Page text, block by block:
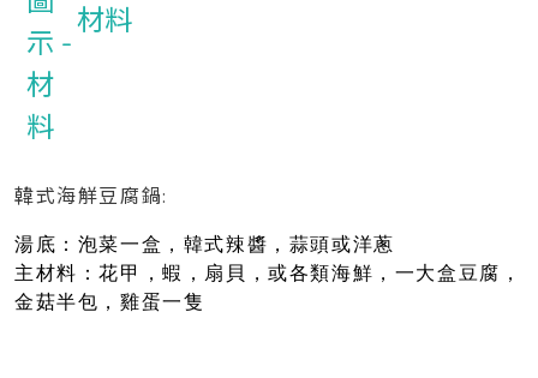
材料
韓式海觧豆腐鍋:
湯底：泡菜一盒，韓式辣醬，蒜頭或洋蔥
主材料：花甲，蝦，扇貝，或各類海鮮，一大盒豆腐，
金菇半包，雞蛋一隻